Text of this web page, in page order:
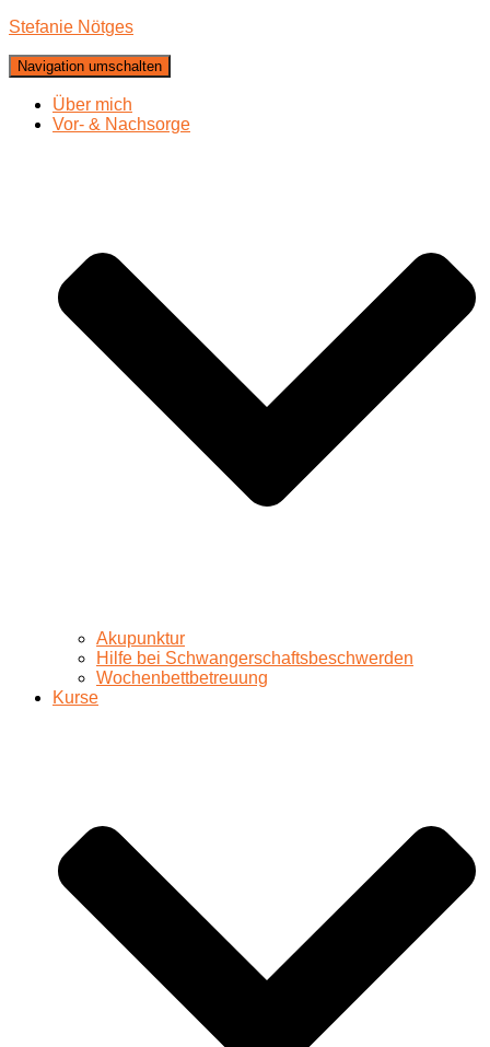
Stefanie Nötges
Navigation umschalten
Über mich
Vor- & Nachsorge
Akupunktur
Hilfe bei Schwangerschaftsbeschwerden
Wochenbettbetreuung
Kurse